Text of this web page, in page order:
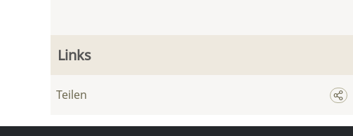
Links
Teilen